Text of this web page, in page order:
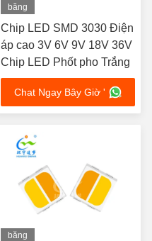
băng
hình
Chip LED SMD 3030 Điện
áp cao 3V 6V 9V 18V 36V
Chip LED Phốt pho Trắng
Chat Ngay Bây Giờ '
băng